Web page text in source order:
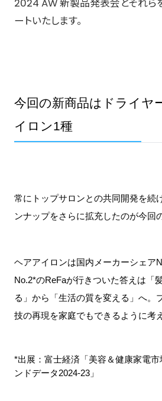
2024 AW 新製品発表会とそれら
ートいたします。
今回の新商品はドライヤ
イロン1種
常にトップサロンとの共同開発を続
ンナップをさらに拡充したのが今回
ヘアアイロンは国内メーカーシェア
No.2*のReFaが行きついた答えは「
る」から「生活の質を変える」へ。
技の再現を家庭でもできるように考
*出展：富士経済「美容＆健康家電
ンドデータ2024-23」